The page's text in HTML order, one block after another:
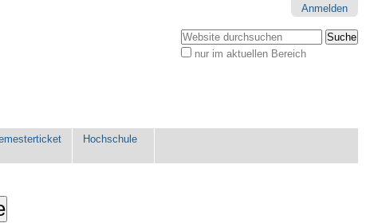
Anmelden
Website durchsuchen
nur im aktuellen Bereich
Hochschule